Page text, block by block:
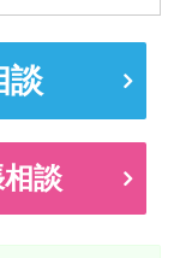
談
談